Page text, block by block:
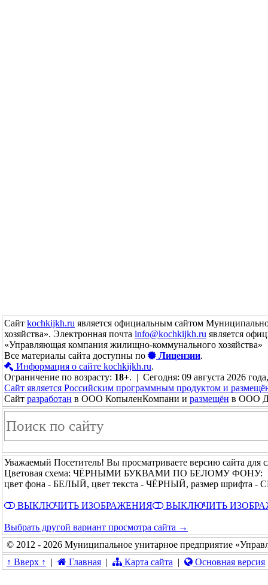
Сайт kochkijkh.ru является официальным сайтом
хозяйства». Электронная почта info@kochkijkh.ru является
«Управляющая компания жилищно-коммунального хозяйства»
Все материалы сайта доступны по
Лицензии.
Информация о сайте kochkijkh.ru.
Ограничение по возрасту: 18+. | Сегодня: 09 августа 2026
Сайт является Российским программным продуктом и
Сайт разработан в ООО КопыленКомпани и размещён в ООО
Уважаемый Посетитель! Вы просматриваете версию сайта для
Цветовая схема: ЧЁРНЫМИ БУКВАМИ ПО БЕЛОМУ ФОНУ:
цвет фона - БЕЛЫЙ, цвет текста - ЧЁРНЫЙ, размер шрифта
ВЫКЛЮЧИТЬ ИЗОБРАЖЕНИЯ ВЫКЛЮЧИТЬ
Выбрать другой вариант просмотра сайта →
© 2012 - 2026 Муниципальное унитарное предприятие
↑ Вверх ↑
| Главная | Карта сайта | Основная версия